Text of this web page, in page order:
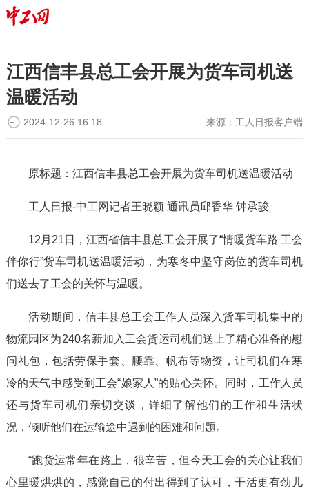
江西信丰县总工会开展为货车司机送
温暖活动
来源： 工人日报客户端
2024-12-26 16:18
原标题：江西信丰县总工会开展为货车司机送温暖活动
工人日报-中工网记者王晓颖 通讯员邱香华 钟承骏
12月21日，江西省信丰县总工会开展了“情暖货车路 工会
伴你行”货车司机送温暖活动，为寒冬中坚守岗位的货车司机
们送去了工会的关怀与温暖。
活动期间，信丰县总工会工作人员深入货车司机集中的
物流园区为240名新加入工会货运司机们送上了精心准备的慰
问礼包，包括劳保手套、腰靠、帆布等物资，让司机们在寒
冷的天气中感受到工会“娘家人”的贴心关怀。同时，工作人员
还与货车司机们亲切交谈，详细了解他们的工作和生活状
况，倾听他们在运输途中遇到的困难和问题。
“跑货运常年在路上，很辛苦，但今天工会的关心让我们
心里暖烘烘的，感觉自己的付出得到了认可，干活更有劲儿